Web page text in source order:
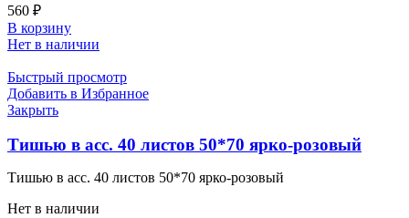
560 ₽
В корзину
Нет в наличии
Быстрый просмотр
Добавить в Избранное
Закрыть
Тишью в асс. 40 листов 50*70 ярко-розовый
Тишью в асс. 40 листов 50*70 ярко-розовый
Нет в наличии